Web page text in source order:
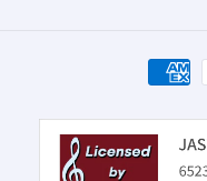
決
済
方
法